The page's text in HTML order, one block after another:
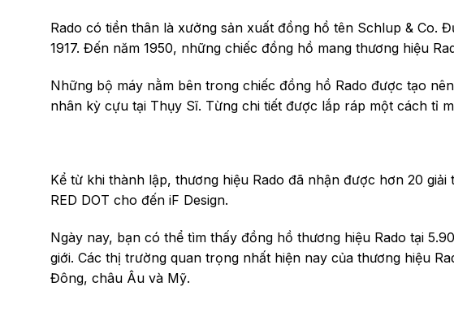
Rado có tiền thân là xưởng sản xuất đồng hồ tên Schlup & Co.
1917. Đến năm 1950, những chiếc đồng hồ mang thương hiệu
Những bộ máy nằm bên trong chiếc đồng hồ Rado được tạo
nhân kỳ cựu tại Thụy Sĩ. Từng chi tiết được lắp ráp một cách tỉ
Kể từ khi thành lập, thương hiệu Rado đã nhận được hơn 20
RED DOT cho đến iF Design.
Ngày nay, bạn có thể tìm thấy đồng hồ thương hiệu Rado tại
giới. Các thị trường quan trọng nhất hiện nay của thương hiệu
Đông, châu Âu và Mỹ.